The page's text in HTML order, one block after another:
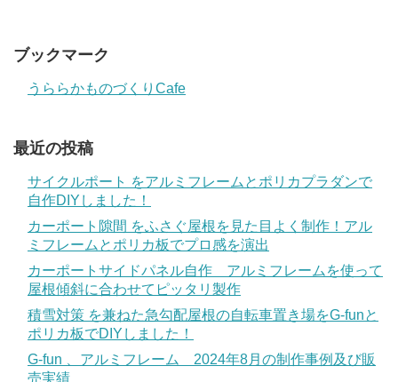
ブックマーク
うららかものづくりCafe
最近の投稿
サイクルポート をアルミフレームとポリカプラダンで
自作DIYしました！
カーポート隙間 をふさぐ屋根を見た目よく制作！アル
ミフレームとポリカ板でプロ感を演出
カーポートサイドパネル自作 アルミフレームを使って
屋根傾斜に合わせてピッタリ製作
積雪対策 を兼ねた急勾配屋根の自転車置き場をG-funと
ポリカ板でDIYしました！
G-fun 、アルミフレーム 2024年8月の制作事例及び販
売実績